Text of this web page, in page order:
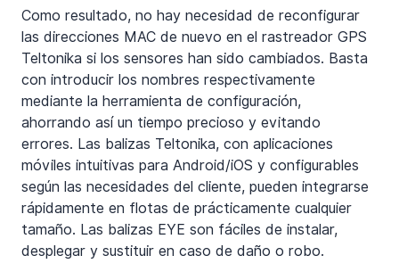
Como resultado, no hay necesidad de reconfigurar
las direcciones MAC de nuevo en el rastreador GPS
Teltonika si los sensores han sido cambiados. Basta
con introducir los nombres respectivamente
mediante la herramienta de configuración,
ahorrando así un tiempo precioso y evitando
errores. Las balizas Teltonika, con aplicaciones
móviles intuitivas para Android/iOS y configurables
según las necesidades del cliente, pueden integrarse
rápidamente en flotas de prácticamente cualquier
tamaño. Las balizas EYE son fáciles de instalar,
desplegar y sustituir en caso de daño o robo.